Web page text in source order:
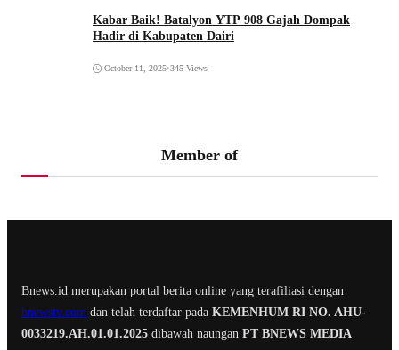
Kabar Baik! Batalyon YTP 908 Gajah Dompak
Hadir di Kabupaten Dairi
October 11, 2025•345 Views
Member of
Bnews.id merupakan portal berita online yang terafiliasi dengan
bnewstv.com dan telah terdaftar pada KEMENHUM RI NO. AHU-
0033219.AH.01.01.2025 dibawah naungan PT BNEWS MEDIA